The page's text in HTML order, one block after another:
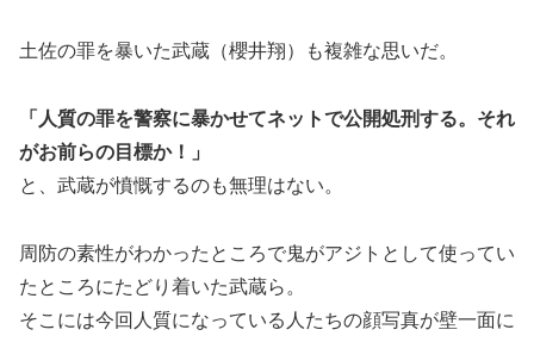
土佐の罪を暴いた武蔵（櫻井翔）も複雑な思いだ。
「人質の罪を警察に暴かせてネットで公開処刑する。それ
がお前らの目標か！」
と、武蔵が憤慨するのも無理はない。
周防の素性がわかったところで鬼がアジトとして使ってい
たところにたどり着いた武蔵ら。
そこには今回人質になっている人たちの顔写真が壁一面に